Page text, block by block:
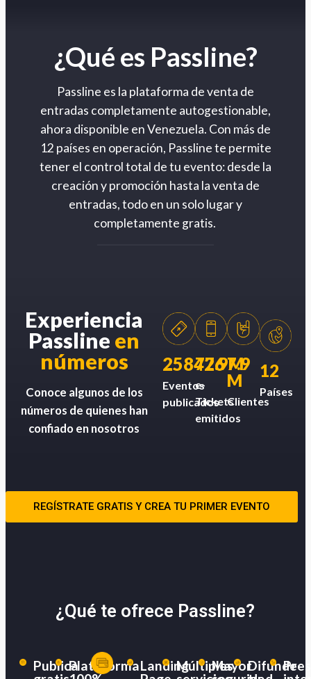
¿Qué es Passline?
Passline es la plataforma de venta de
entradas completamente autogestionable,
ahora disponible en Venezuela. Con más de
12 países en operación, Passline te permite
tener el control total de tu evento: desde la
creación y promoción hasta la venta de
entradas, todo en un solo lugar y
completamente gratis.
Experiencia
Passline en
números
Conoce algunos de los
números de quienes han
confiado en nosotros
258426
Eventos
publicados
77.9M
e-
Tickets
emitidos
7.9
M
Clientes
12
Países
REGÍSTRATE GRATIS Y CREA TU PRIMER EVENTO
¿Qué te ofrece Passline?
PublicaPlataformaLandingMúltiplesMayorDifunde